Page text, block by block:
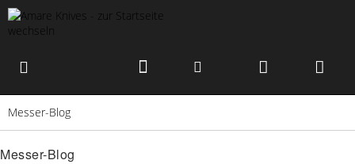
Messer-Blog
Messer-Blog